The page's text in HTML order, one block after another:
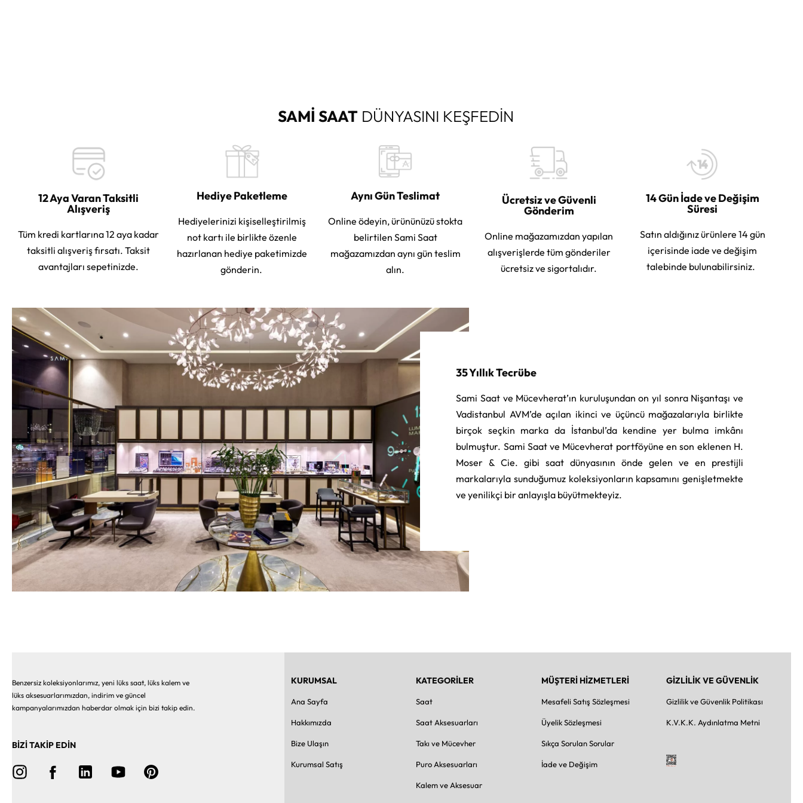
SAMİ SAATDÜNYASINI KEŞFEDİN
12 Aya Varan Taksitli
Alışveriş
Tüm kredi kartlarına 12 aya kadar
taksitli alışveriş fırsatı. Taksit
avantajları sepetinizde.
Hediye Paketleme
Hediyelerinizi kişiselleştirilmiş
not kartı ile birlikte özenle
hazırlanan hediye paketimizde
gönderin.
Aynı Gün Teslimat
Online ödeyin, ürününüzü stokta
belirtilen Sami Saat
mağazamızdan aynı gün teslim
alın.
Ücretsiz ve Güvenli
Gönderim
Online mağazamızdan yapılan
alışverişlerde tüm gönderiler
ücretsiz ve sigortalıdır.
14 Gün İade ve Değişim
Süresi
Satın aldığınız ürünlere 14 gün
içerisinde iade ve değişim
talebinde bulunabilirsiniz.
35 Yıllık Tecrübe
Sami Saat ve Mücevherat’ın kuruluşundan on yıl sonra Nişantaşı ve
Vadistanbul AVM’de açılan ikinci ve üçüncü mağazalarıyla birlikte
birçok seçkin marka da İstanbul’da kendine yer bulma imkânı
bulmuştur. Sami Saat ve Mücevherat portföyüne en son eklenen H.
Moser & Cie. gibi saat dünyasının önde gelen ve en prestijli
markalarıyla sunduğumuz koleksiyonların kapsamını genişletmekte
ve yenilikçi bir anlayışla büyütmekteyiz.
Benzersiz koleksiyonlarımız, yeni lüks saat, lüks kalem ve
lüks aksesuarlarımızdan, indirim ve güncel
kampanyalarımızdan haberdar olmak için bizi takip edin.
BİZİ TAKİP EDİN
KURUMSAL
Ana Sayfa
Hakkımızda
Bize Ulaşın
Kurumsal Satış
KATEGORİLER
Saat
Saat Aksesuarları
Takı ve Mücevher
Puro Aksesuarları
Kalem ve Aksesuar
MÜŞTERİ HİZMETLERİ
Mesafeli Satış Sözleşmesi
Üyelik Sözleşmesi
Sıkça Sorulan Sorular
İade ve Değişim
GİZLİLİK VE GÜVENLİK
Gizlilik ve Güvenlik Politikası
K.V.K.K. Aydınlatma Metni